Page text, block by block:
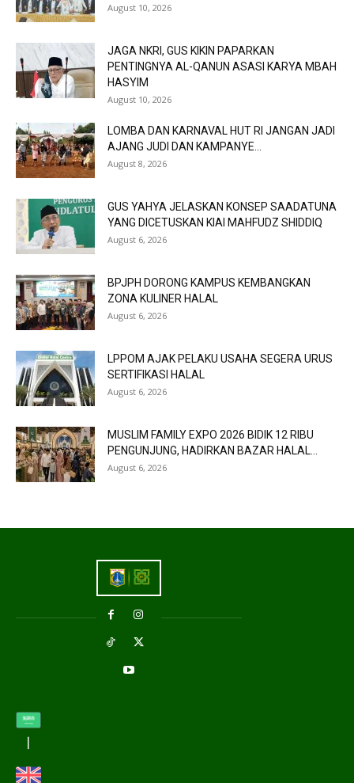
August 10, 2026
JAGA NKRI, GUS KIKIN PAPARKAN
PENTINGNYA AL-QANUN ASASI KARYA MBAH
HASYIM
August 10, 2026
LOMBA DAN KARNAVAL HUT RI JANGAN JADI
AJANG JUDI DAN KAMPANYE...
August 8, 2026
GUS YAHYA JELASKAN KONSEP SAADATUNA
YANG DICETUSKAN KIAI MAHFUDZ SHIDDIQ
August 6, 2026
BPJPH DORONG KAMPUS KEMBANGKAN
ZONA KULINER HALAL
August 6, 2026
LPPOM AJAK PELAKU USAHA SEGERA URUS
SERTIFIKASI HALAL
August 6, 2026
MUSLIM FAMILY EXPO 2026 BIDIK 12 RIBU
PENGUNJUNG, HADIRKAN BAZAR HALAL...
August 6, 2026